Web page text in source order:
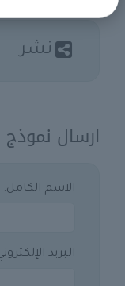
نشر
ارسال
الاسم الكامل:
البريد